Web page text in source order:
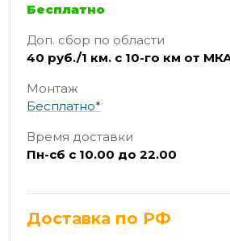
Бесплатно
Доп. сбор по области
40 руб./1 км. с 10-го км от
Монтаж
Бесплатно*
Время доставки
Пн-сб с 10.00 до 22.00
Доставка по РФ